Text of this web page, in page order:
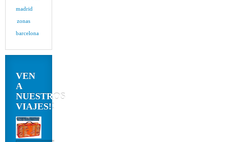
madrid
zonas
barcelona
VEN
A
NUESTROS
VIAJES!!